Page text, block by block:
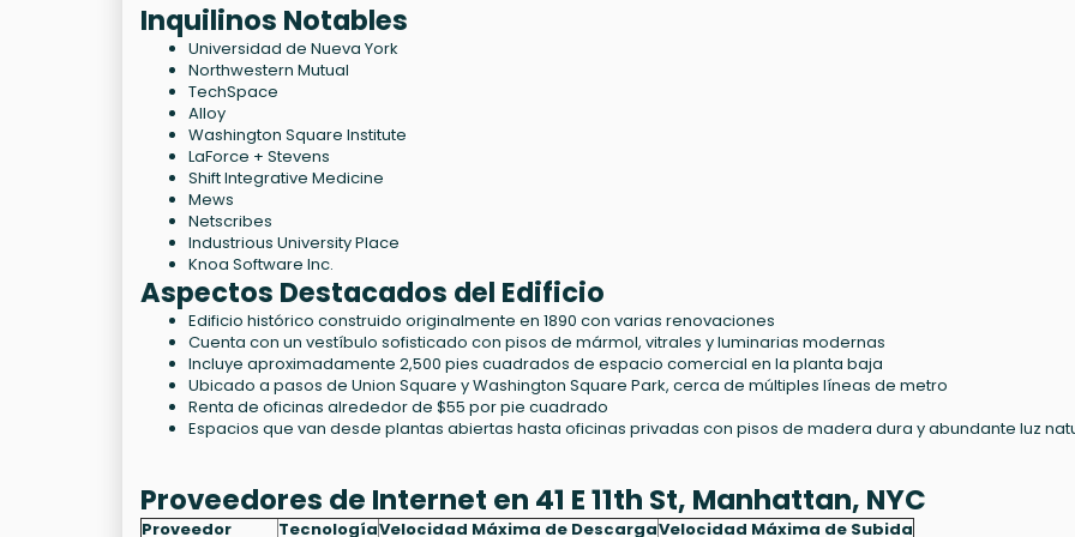
Inquilinos Notables
Universidad de Nueva York
Northwestern Mutual
TechSpace
Alloy
Washington Square Institute
LaForce + Stevens
Shift Integrative Medicine
Mews
Netscribes
Industrious University Place
Knoa Software Inc.
Aspectos Destacados del Edificio
Edificio histórico construido originalmente en 1890 con varias renovaciones
Cuenta con un vestíbulo sofisticado con pisos de mármol, vitrales y luminarias modernas
Incluye aproximadamente 2,500 pies cuadrados de espacio comercial en la planta baja
Ubicado a pasos de Union Square y Washington Square Park, cerca de múltiples líneas de metro
Renta de oficinas alrededor de $55 por pie cuadrado
Espacios que van desde plantas abiertas hasta oficinas privadas con pisos de madera dura y abundante luz
Proveedores de Internet en 41 E 11th St, Manhattan, NYC
Proveedor TecnologíaVelocidad Máxima de DescargaVelocidad Máxima de Subida